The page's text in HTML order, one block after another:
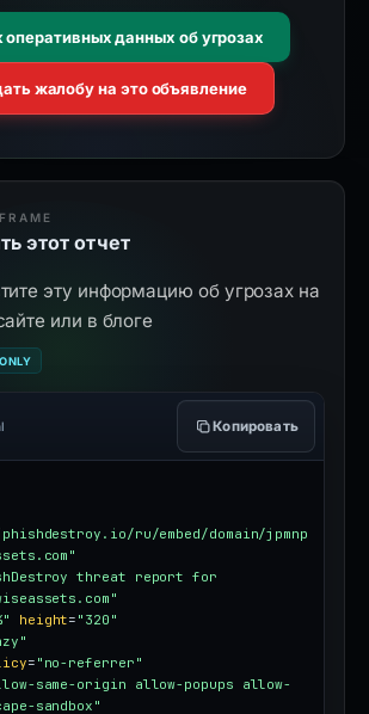
оперативных данных об угрозах
жалобу на это объявление
этот отчет
эту информацию об угрозах на
или в блоге
Копировать
ru/embed/domain/jpmnp
threat report for
height= "320"
= "no-referrer"
same-origin allow-popups allow-
sandbox"